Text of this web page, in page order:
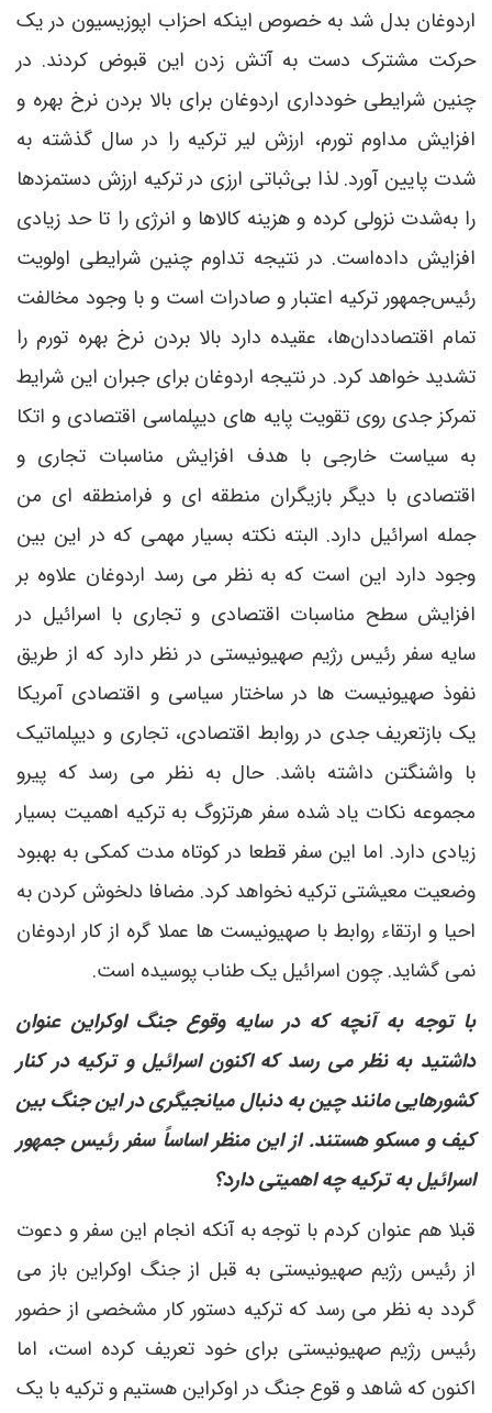
اردوغان بدل شد به خصوص اینکه احزاب اپوزیسیون در یک
حرکت مشترک دست به آتش زدن این قبوض کردند. در
چنین شرایطی خودداری اردوغان برای بالا بردن نرخ بهره و
افزایش مداوم تورم، ارزش لیر ترکیه را در سال گذشته به
شدت پایین آورد. لذا بی‌ثباتی ارزی در ترکیه ارزش دستمزدها
را به‌شدت نزولی کرده و هزینه کالاها و انرژی را تا حد زیادی
افزایش داده‌است. در نتیجه تداوم چنین شرایطی اولویت
رئیس‌جمهور ترکیه اعتبار و صادرات است و با وجود مخالفت
تمام اقتصاددان‌ها، عقیده دارد بالا بردن نرخ بهره تورم را
تشدید خواهد کرد. در نتیجه اردوغان برای جبران این شرایط
تمرکز جدی روی تقویت پایه های دیپلماسی اقتصادی و اتکا
به سیاست خارجی با هدف افزایش مناسبات تجاری و
اقتصادی با دیگر بازیگران منطقه ای و فرامنطقه ای من
جمله اسرائیل دارد. البته نکته بسیار مهمی که در این بین
وجود دارد این است که به نظر می رسد اردوغان علاوه بر
افزایش سطح مناسبات اقتصادی و تجاری با اسرائیل در
سایه سفر رئیس رژیم صهیونیستی در نظر دارد که از طریق
نفوذ صهیونیست ها در ساختار سیاسی و اقتصادی آمریکا
یک بازتعریف جدی در روابط اقتصادی، تجاری و دیپلماتیک
با واشنگتن داشته باشد. حال به نظر می رسد که پیرو
مجموعه نکات یاد شده سفر هرتزوگ به ترکیه اهمیت بسیار
زیادی دارد. اما این سفر قطعا در کوتاه مدت کمکی به بهبود
وضعیت معیشتی ترکیه نخواهد کرد. مضافا دلخوش کردن به
احیا و ارتقاء روابط با صهیونیست ها عملا گره از کار اردوغان
نمی گشاید. چون اسرائیل یک طناب پوسیده است.
با توجه به آنچه که در سایه وقوع جنگ اوکراین عنوان
داشتید به نظر می رسد که اکنون اسرائیل و ترکیه در کنار
کشورهایی مانند چین به دنبال میانجیگری در این جنگ بین
کیف و مسکو هستند. از این منظر اساساً سفر رئیس جمهور
اسرائیل به ترکیه چه اهمیتی دارد؟
قبلا هم عنوان کردم با توجه به آنکه انجام این سفر و دعوت
از رئیس رژیم صهیونیستی به قبل از جنگ اوکراین باز می
گردد به نظر می رسد که ترکیه دستور کار مشخصی از حضور
رئیس رژیم صهیونیستی برای خود تعریف کرده است، اما
اکنون که شاهد و قوع جنگ در اوکراین هستیم و ترکیه با یک